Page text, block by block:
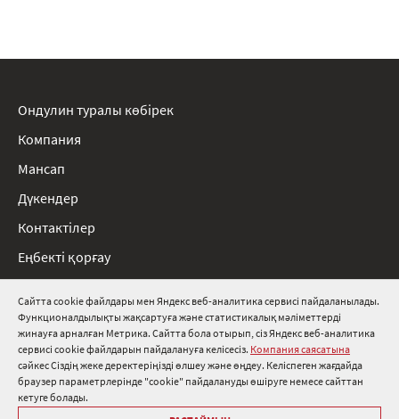
Сайтта cookie файлдары мен Яндекс веб-аналитика сервисі пайдаланылады.
Функционалдылықты жақсартуға және статистикалық мәліметтерді
жинауға арналған Метрика. Сайтта бола отырып, сіз Яндекс веб-аналитика
сервисі cookie файлдарын пайдалануға келісесіз. Компания саясатына
сәйкес Сіздің жеке деректеріңізді өлшеу және өңдеу. Келіспеген жағдайда
браузер параметрлерінде "cookie" пайдалануды өшіруге немесе сайттан
кетуге болады.
8 800 511 91 82
info@onduline.ru
Ресей Беларусь Қазақстан
Ондулин туралы көбірек
Компания
Мансап
Дүкендер
Контактілер
Еңбекті қорғау